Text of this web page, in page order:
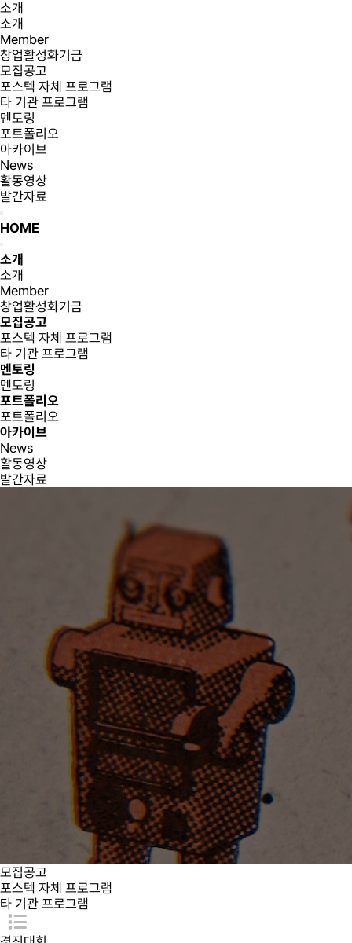
소개
소개
Member
창업활성화기금
모집공고
포스텍 자체 프로그램
타 기관 프로그램
멘토링
포트폴리오
아카이브
News
활동영상
발간자료
HOME
소개
소개
Member
창업활성화기금
모집공고
포스텍 자체 프로그램
타 기관 프로그램
멘토링
멘토링
포트폴리오
포트폴리오
아카이브
News
활동영상
발간자료
모집공고
포스텍 자체 프로그램
타 기관 프로그램